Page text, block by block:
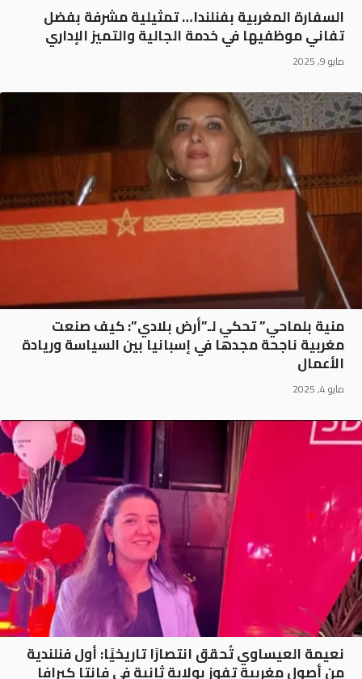
السفارة المغربية بفنلندا… تمثيلية مشرفة بفضل
تفاني موظفيها في خدمة الجالية والتميز الإداري
مايو 9, 2025
منية بلماحي” تحكي لـ”أرض بلادي”: كيف صنعت
مغربية ناجحة مجدها في إسبانيا بين السياسة وريادة
الأعمال
مايو 4, 2025
نعيمة العيساوي تُحقق انتصارًا تاريخيًا: أول فنلندية
من أصول مغربية تفوز بولاية ثانية في فانتا كيرافا